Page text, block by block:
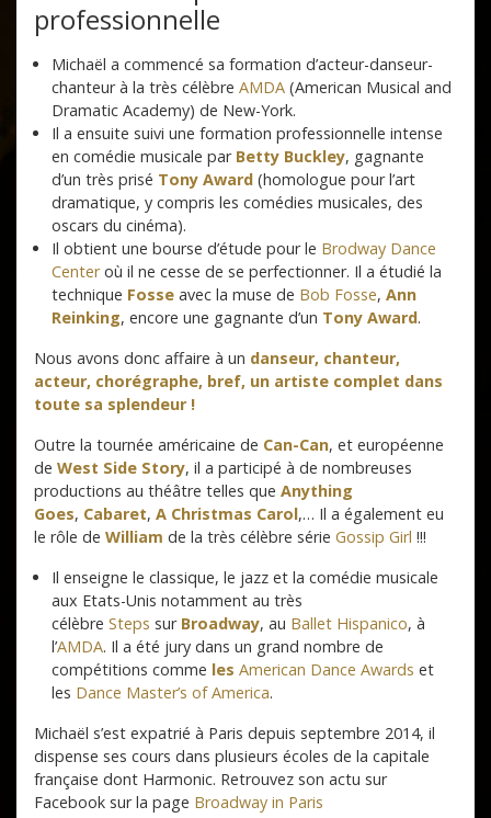
professionnelle
Michaël a commencé sa formation d’acteur-danseur-
chanteur à la très célèbre AMDA (American Musical and
Dramatic Academy) de New-York.
Il a ensuite suivi une formation professionnelle intense
en comédie musicale par Betty Buckley, gagnante
d’un très prisé Tony Award (homologue pour l’art
dramatique, y compris les comédies musicales, des
oscars du cinéma).
Il obtient une bourse d’étude pour le Brodway Dance
Centeroù il ne cesse de se perfectionner. Il a étudié la
technique Fosse avec la muse de Bob Fosse, Ann
Reinking, encore une gagnante d’un Tony Award.
Nous avons donc affaire à un danseur, chanteur,
acteur, chorégraphe, bref, un artiste complet dans
toute sa splendeur !
Outre la tournée américaine de Can-Can, et européenne
de West Side Story, il a participé à de nombreuses
productions au théâtre telles que Anything
Goes, Cabaret, A Christmas Carol,… Il a également eu
le rôle de William de la très célèbre série Gossip Girl !!!
Il enseigne le classique, le jazz et la comédie musicale
aux Etats-Unis notamment au très
célèbre Steps sur Broadway, au Ballet Hispanico, à
l’AMDA. Il a été jury dans un grand nombre de
compétitions comme les American Dance Awards et
les Dance Master’s of America.
Michaël s’est expatrié à Paris depuis septembre 2014, il
dispense ses cours dans plusieurs écoles de la capitale
française dont Harmonic. Retrouvez son actu sur
Facebook sur la page Broadway in Paris